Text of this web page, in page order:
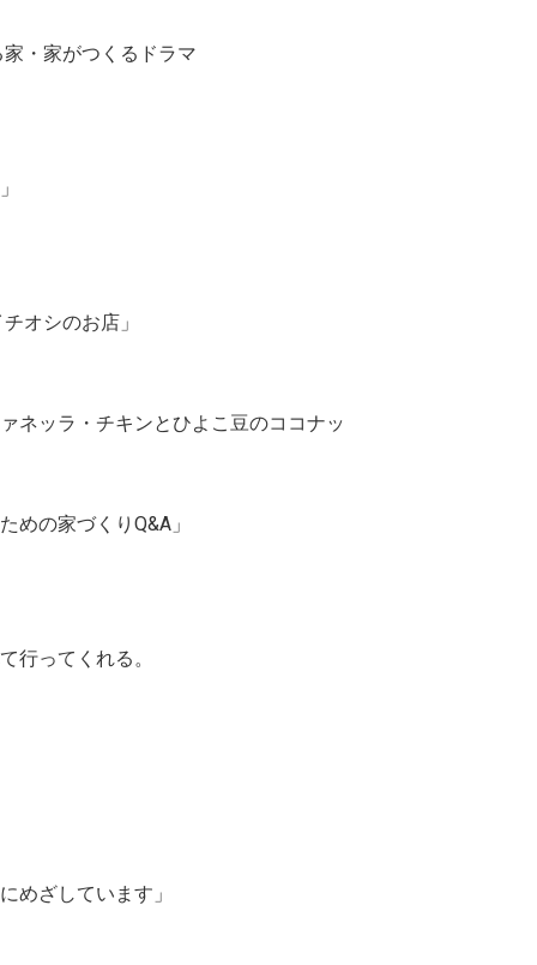
・家がつくるドラマ
オシのお店」
ネッラ・チキンとひよこ豆のココナッ
めの家づくりQ&A」
行ってくれる。
めざしています」